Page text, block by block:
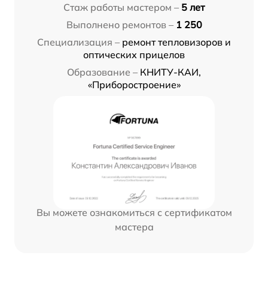
Стаж работы мастером – 5 лет
Выполнено ремонтов – 1 250
Специализация – ремонт тепловизоров и
оптических прицелов
Образование – КНИТУ-КАИ,
«Приборостроение»
Вы можете ознакомиться с сертификатом
мастера